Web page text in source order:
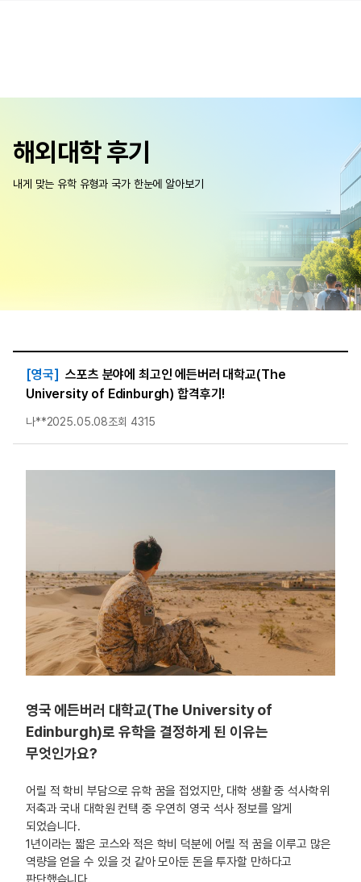
해외대학 후기
내게 맞는 유학 유형과 국가 한눈에 알아보기
[영국] 스포츠 분야에 최고인 에든버러 대학교(The
University of Edinburgh) 합격후기!
나**2025.05.08조회 4315
영국 에든버러 대학교(The University of
Edinburgh)로 유학을 결정하게 된 이유는
무엇인가요?
어릴 적 학비 부담으로 유학 꿈을 접었지만, 대학 생활 중 석사학위
저축과 국내 대학원 컨택 중 우연히 영국 석사 정보를 알게
되었습니다.
1년이라는 짧은 코스와 적은 학비 덕분에 어릴 적 꿈을 이루고 많은
역량을 얻을 수 있을 것 같아 모아둔 돈을 투자할 만하다고